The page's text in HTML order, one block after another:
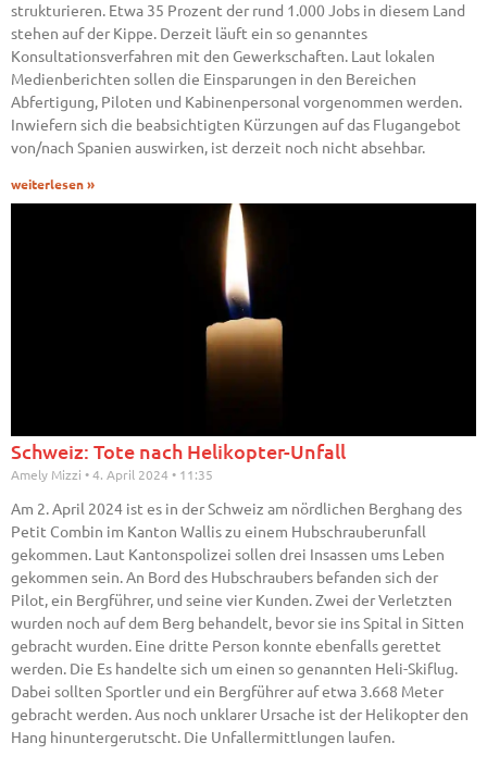
strukturieren. Etwa 35 Prozent der rund 1.000 Jobs in diesem Land
stehen auf der Kippe. Derzeit läuft ein so genanntes
Konsultationsverfahren mit den Gewerkschaften. Laut lokalen
Medienberichten sollen die Einsparungen in den Bereichen
Abfertigung, Piloten und Kabinenpersonal vorgenommen werden.
Inwiefern sich die beabsichtigten Kürzungen auf das Flugangebot
von/nach Spanien auswirken, ist derzeit noch nicht absehbar.
weiterlesen »
Schweiz: Tote nach Helikopter-Unfall
Amely Mizzi 4. April 2024 11:35
Am 2. April 2024 ist es in der Schweiz am nördlichen Berghang des
Petit Combin im Kanton Wallis zu einem Hubschrauberunfall
gekommen. Laut Kantonspolizei sollen drei Insassen ums Leben
gekommen sein. An Bord des Hubschraubers befanden sich der
Pilot, ein Bergführer, und seine vier Kunden. Zwei der Verletzten
wurden noch auf dem Berg behandelt, bevor sie ins Spital in Sitten
gebracht wurden. Eine dritte Person konnte ebenfalls gerettet
werden. Die Es handelte sich um einen so genannten Heli-Skiflug.
Dabei sollten Sportler und ein Bergführer auf etwa 3.668 Meter
gebracht werden. Aus noch unklarer Ursache ist der Helikopter den
Hang hinuntergerutscht. Die Unfallermittlungen laufen.